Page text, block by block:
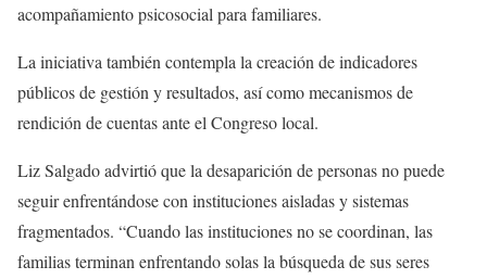
acompañamiento psicosocial para familiares.
La iniciativa también contempla la creación de indicadores
públicos de gestión y resultados, así como mecanismos de
rendición de cuentas ante el Congreso local.
Liz Salgado advirtió que la desaparición de personas no puede
seguir enfrentándose con instituciones aisladas y sistemas
fragmentados. “Cuando las instituciones no se coordinan, las
familias terminan enfrentando solas la búsqueda de sus seres